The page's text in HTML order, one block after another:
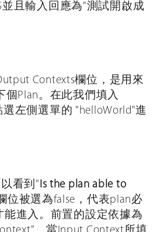
並且輸入回應為"測試開啟成
Contexts欄位，是用來
個Plan。在此我們填入
選左側選單的 "helloWorld"進
看到" Is the plan able to
位被選為false，代表plan必
能進入。前置的設定依據為